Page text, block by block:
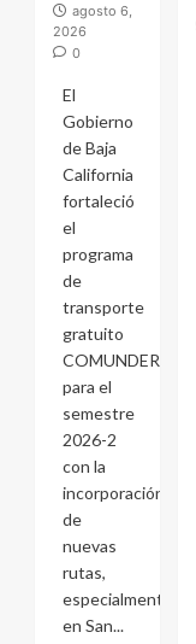
agosto 6,
2026
0
El
Gobierno
de Baja
California
fortaleció
el
programa
de
transporte
gratuito
COMUNDER
para el
semestre
2026-2
con la
incorporación
de
nuevas
rutas,
especialmente
en San...